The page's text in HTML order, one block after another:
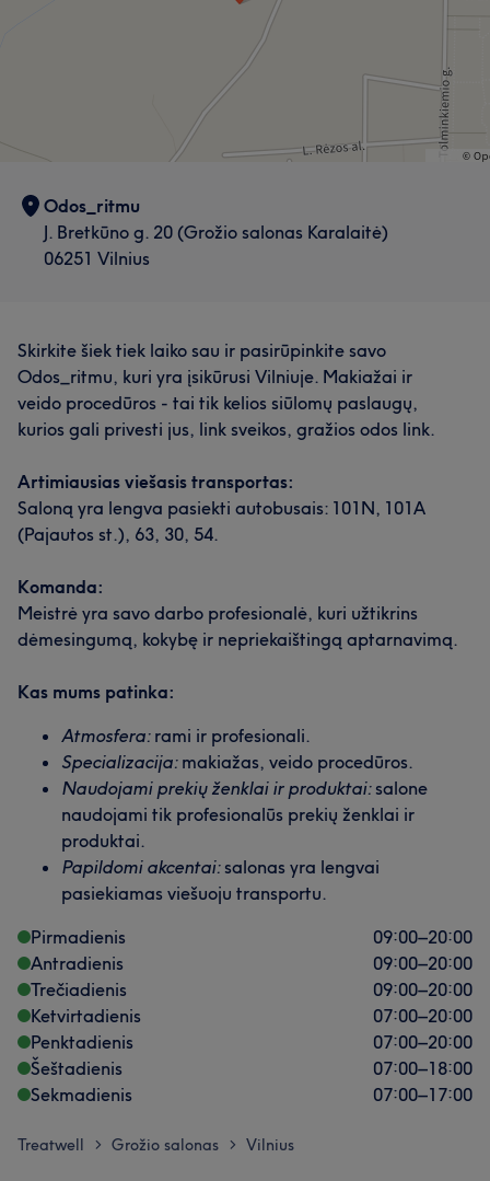
Odos_ritmu
J. Bretkūno g. 20 (Grožio salonas Karalaitė)
06251 Vilnius
Skirkite šiek tiek laiko sau ir pasirūpinkite savo
Odos_ritmu, kuri yra įsikūrusi Vilniuje. Makiažai ir
veido procedūros - tai tik kelios siūlomų paslaugų,
kurios gali privesti jus, link sveikos, gražios odos link.
Artimiausias viešasis transportas:
Saloną yra lengva pasiekti autobusais: 101N, 101A
(Pajautos st.), 63, 30, 54.
Komanda:
Meistrė yra savo darbo profesionalė, kuri užtikrins
dėmesingumą, kokybę ir nepriekaištingą aptarnavimą.
Kas mums patinka:
Atmosfera: rami ir profesionali.
Specializacija: makiažas, veido procedūros.
Naudojami prekių ženklai ir produktai: salone
naudojami tik profesionalūs prekių ženklai ir
produktai.
Papildomi akcentai: salonas yra lengvai
pasiekiamas viešuoju transportu.
Pirmadienis
09:00–20:00
Antradienis
09:00–20:00
Trečiadienis
09:00–20:00
Ketvirtadienis
07:00–20:00
Penktadienis
07:00–20:00
Šeštadienis
07:00–18:00
Sekmadienis
07:00–17:00
Treatwell > Grožio salonas > Vilnius